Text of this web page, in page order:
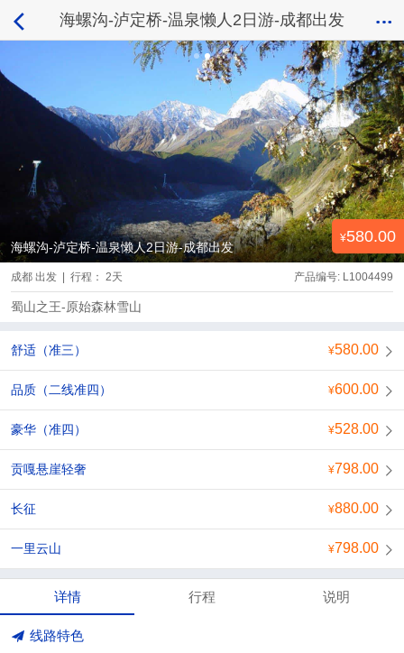
海螺沟-泸定桥-温泉懒人2日游-成都出发
海螺沟-泸定桥-温泉懒人2日游-成都出发
580.00
产品编号: L1004499
成都 出发 | 行程： 2天
蜀山之王-原始森林雪山
580.00
舒适（准三）
600.00
品质（二线准四）
528.00
豪华（准四）
798.00
贡嘎悬崖轻奢
880.00
长征
798.00
一里云山
详情 行程 说明
线路特色